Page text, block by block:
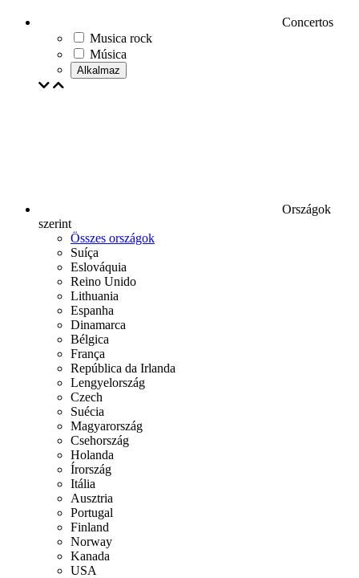
Concertos
Musica rock
Música
Alkalmaz
Országok
szerint
Összes országok
Suíça
Eslováquia
Reino Unido
Lithuania
Espanha
Dinamarca
Bélgica
França
República da Irlanda
Lengyelország
Czech
Suécia
Magyarország
Csehország
Holanda
Írország
Itália
Ausztria
Portugal
Finland
Norway
Kanada
USA